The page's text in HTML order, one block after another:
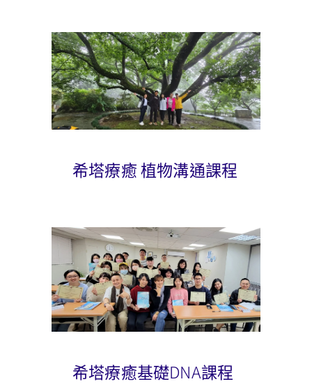
希塔療癒 植物溝通課程
希塔療癒基礎DNA課程